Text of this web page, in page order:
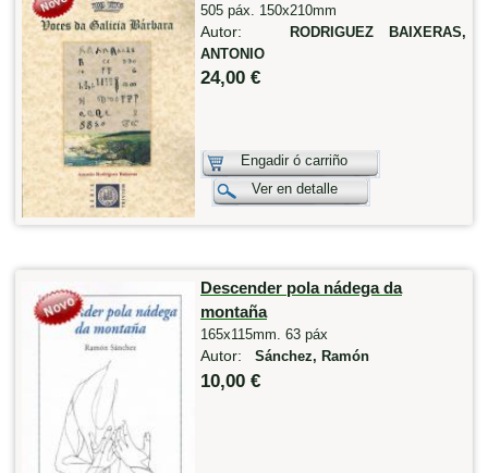
505 páx. 150x210mm
Autor:
RODRIGUEZ BAIXERAS,
ANTONIO
24,00 €
Engadir ó carriño
Ver en detalle
Descender pola nádega da
montaña
165x115mm. 63 páx
Autor: Sánchez, Ramón
10,00 €